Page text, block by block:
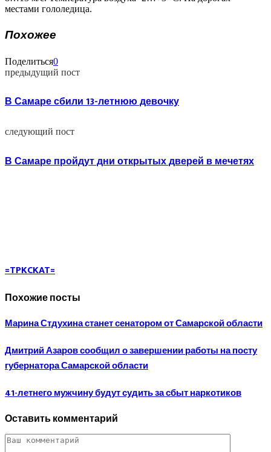
местами гололедица.
Похожее
Поделиться0
предыдущий пост
В Самаре сбили 13-летнюю девочку
следующий пост
В Самаре пройдут дни открытых дверей в мечетях
=TPKCKAT=
Похожие посты
Марина Стдухина станет сенатором от Самарской области
Дмитрий Азаров сообщил о завершении работы на посту
губернатора Самарской области
41-летнего мужчину будут судить за сбыт наркотиков
Оставить комментарий